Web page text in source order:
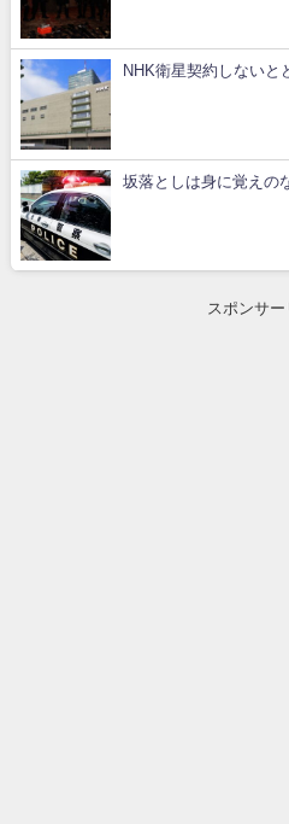
NHK衛星契約しないと
坂落としは身に覚えの
スポンサー